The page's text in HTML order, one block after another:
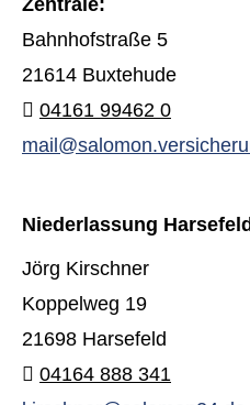
Bahnhofstraße 5
21614 Buxtehude
04161 99462 0
Niederlassung
Jörg Kirschner
Koppelweg 19
21698 Harsefeld
04164 888 341